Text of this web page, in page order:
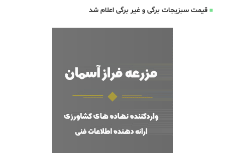
قیمت سبزیجات برگی و غیر برگی اعلام شد